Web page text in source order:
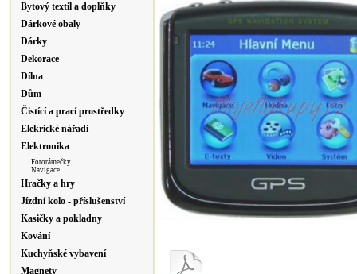
Bytový textil a doplňky
Dárkové obaly
Dárky
Dekorace
Dílna
Dům
Čistící a prací prostředky
Elekrické nářadí
Elektronika
Fotorámečky
Navigace
Hračky a hry
Jízdní kolo - příslušenství
Kasičky a pokladny
Kování
Kuchyňské vybavení
Magnety